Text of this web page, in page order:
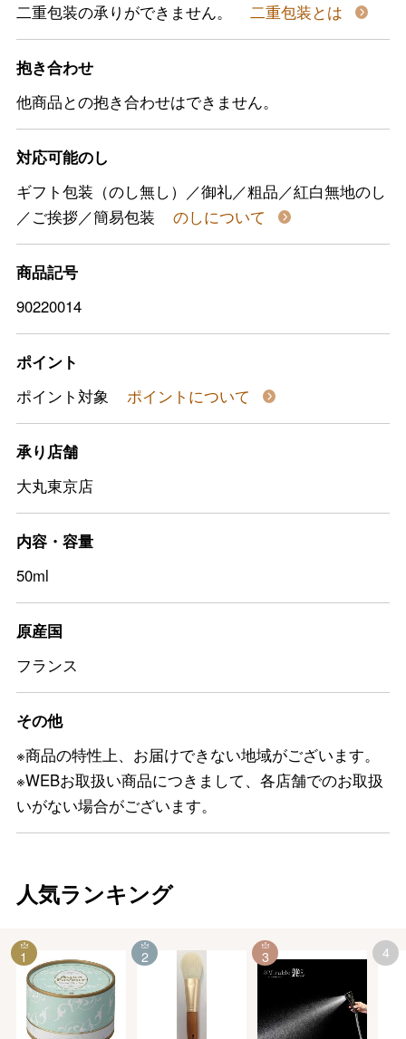
二重包装の承りができません。 二重包装とは
抱き合わせ
他商品との抱き合わせはできません。
対応可能のし
ギフト包装（のし無し）／御礼／粗品／紅白無地のし
／ご挨拶／簡易包装
のしについて
商品記号
90220014
ポイント
ポイント対象
ポイントについて
承り店舗
大丸東京店
内容・容量
50ml
原産国
フランス
その他
※商品の特性上、お届けできない地域がございます。
※WEBお取扱い商品につきまして、各店舗でのお取扱
いがない場合がございます。
人気ランキング
1 2 3 4